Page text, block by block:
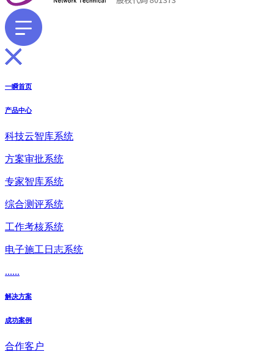
一瞬首页
产品中心
科技云智库系统
方案审批系统
专家智库系统
综合测评系统
工作考核系统
电子施工日志系统
......
解决方案
成功案例
合作客户